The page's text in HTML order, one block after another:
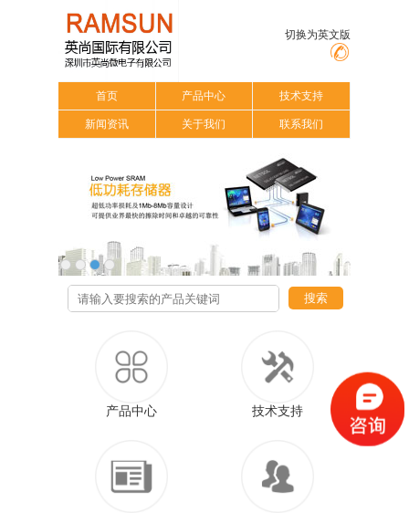
切换为英文版
首页 产品中心 技术支持
新闻资讯 关于我们 联系我们
搜索
产品中心 技术支持